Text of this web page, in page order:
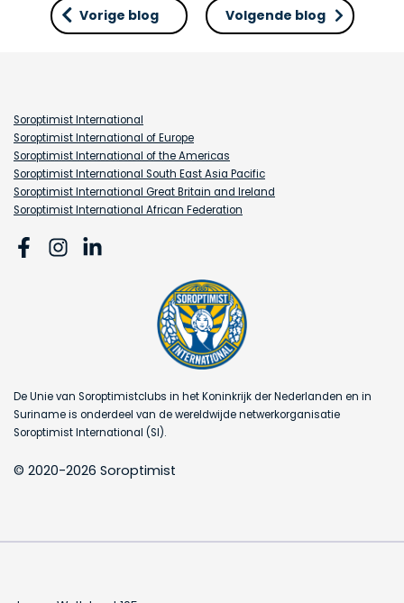
Vorige blog Volgende blog
Soroptimist International
Soroptimist International of Europe
Soroptimist International of the Americas
Soroptimist International South East Asia Pacific
Soroptimist International Great Britain and Ireland
Soroptimist International African Federation
De Unie van Soroptimistclubs in het Koninkrijk der Nederlanden en in
Suriname is onderdeel van de wereldwijde netwerkorganisatie
Soroptimist International (SI).
© 2020-2026 Soroptimist